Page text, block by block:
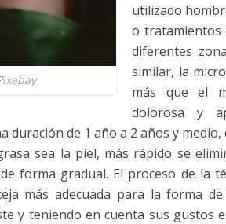
utilizado
o tratamientos
diferentes
similar, la
más que el
dolorosa y
duración de 1 año a 2 años y
sea la piel, más rápido se
forma gradual. El proceso de la
más adecuada para la forma
y teniendo en cuenta sus gustos